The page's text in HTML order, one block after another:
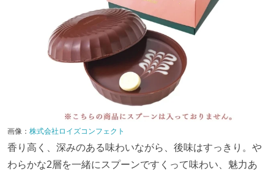
画像： 株式会社ロイズコンフェクト
香り高く、深みのある味わいながら、後味はすっきり。や
わらかな2層を一緒にスプーンですくって味わい、魅力あ